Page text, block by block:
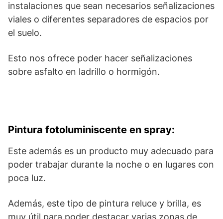
instalaciones que sean necesarios señalizaciones
viales o diferentes separadores de espacios por
el suelo.
Esto nos ofrece poder hacer señalizaciones
sobre asfalto en ladrillo o hormigón.
Pintura fotoluminiscente en spray:
Este además es un producto muy adecuado para
poder trabajar durante la noche o en lugares con
poca luz.
Además, este tipo de pintura reluce y brilla, es
muy útil para poder destacar varias zonas de